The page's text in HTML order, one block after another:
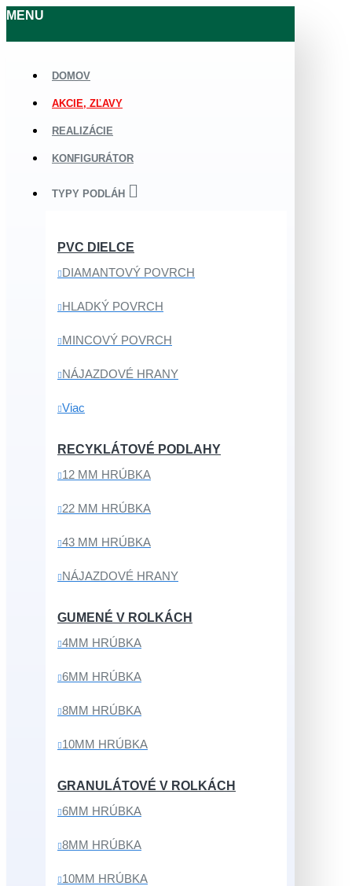
MENU
DOMOV
AKCIE, ZĽAVY
REALIZÁCIE
KONFIGURÁTOR
TYPY PODLÁH
PVC DIELCE
DIAMANTOVÝ POVRCH
HLADKÝ POVRCH
MINCOVÝ POVRCH
NÁJAZDOVÉ HRANY
Viac
RECYKLÁTOVÉ PODLAHY
12 MM HRÚBKA
22 MM HRÚBKA
43 MM HRÚBKA
NÁJAZDOVÉ HRANY
GUMENÉ V ROLKÁCH
4MM HRÚBKA
6MM HRÚBKA
8MM HRÚBKA
10MM HRÚBKA
GRANULÁTOVÉ V ROLKÁCH
6MM HRÚBKA
8MM HRÚBKA
10MM HRÚBKA